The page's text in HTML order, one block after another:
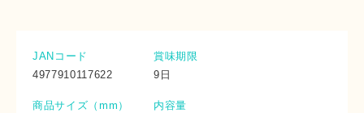
JANコード
4977910117622
商品サイズ（mm）
賞味期限
9日
内容量